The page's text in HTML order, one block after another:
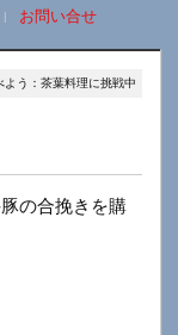
お問い合せ
よう：茶葉料理に挑戦中
の合挽きを購